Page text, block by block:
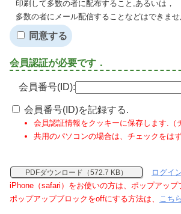
印刷して多数の者に配布すること,あるいは，
多数の者にメール配信することなどはできませ
同意する
会員認証が必要です．
会員番号(ID):
会員番号(ID)を記録する.
会員認証情報をクッキーに保存します.
共用のパソコンの場合は、チェックをは
PDFダウンロード（572.7 KB）
ログイ
iPhone（safari）をお使いの方は、ポップアッ
ポップアップブロックをoffにする方法は、 こちら